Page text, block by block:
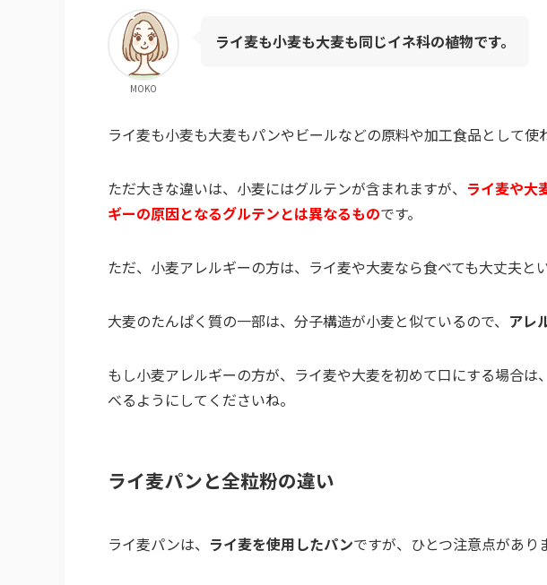
MOKO
ライ麦も小麦も大麦も同じイネ科の植物です。
ライ麦も小麦も大麦もパンやビールなどの原料や加工食品として使
ただ大きな違いは、小麦にはグルテンが含まれますが、 ライ麦や大
ギーの原因となるグルテンとは異なるものです。
ただ、小麦アレルギーの方は、ライ麦や大麦なら食べても大丈夫と
大麦のたんぱく質の一部は、分子構造が小麦と似ているので、 アレ
もし小麦アレルギーの方が、ライ麦や大麦を初めて口にする場合
べるようにしてくださいね。
ライ麦パンと全粒粉の違い
ライ麦パンは、 ライ麦を使用したパンですが、ひとつ注意点があり